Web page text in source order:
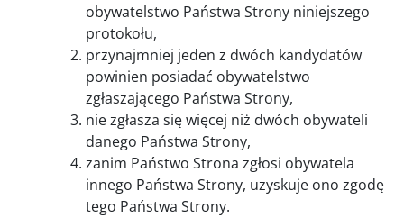
obywatelstwo Państwa Strony niniejszego
protokołu,
przynajmniej jeden z dwóch kandydatów
powinien posiadać obywatelstwo
zgłaszającego Państwa Strony,
nie zgłasza się więcej niż dwóch obywateli
danego Państwa Strony,
zanim Państwo Strona zgłosi obywatela
innego Państwa Strony, uzyskuje ono zgodę
tego Państwa Strony.